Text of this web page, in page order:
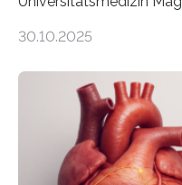
behandelt werden kann.
Oncology, zeigen die
aus Gewebe von
sogenannte Organoide
vorab zu prüfen,
wirken. Dabei wurde
30.10.2025